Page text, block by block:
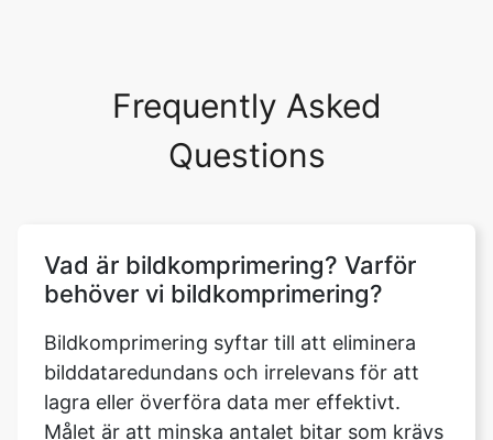
Vad är bildkomprimering? Varför
Bildkomprimering syftar till att eliminera
bilddataredundans och irrelevans för att
lagra eller överföra data mer effektivt.
Målet är att minska antalet bitar som krävs
för att representera en bild. Det finns två
typer av bildkomprimering: förlustfri och
förlustfri. De viktigaste fördelarna med